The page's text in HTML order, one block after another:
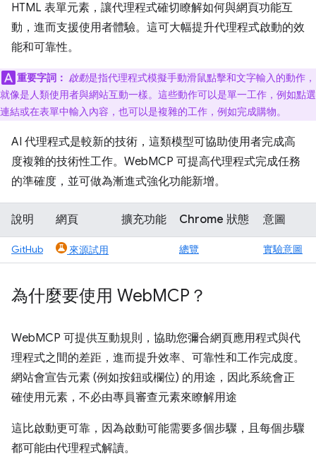
HTML 表單元素，讓代理程式確切瞭解如何與網頁功能互
動，進而支援使用者體驗。這可大幅提升代理程式啟動的效
能和可靠性。
重要字詞： 啟動是指代理程式模擬手動滑鼠點擊和文字輸入的動作，
就像是人類使用者與網站互動一樣。這些動作可以是單一工作，例如點選
連結或在表單中輸入內容，也可以是複雜的工作，例如完成購物。
AI 代理程式是較新的技術，這類模型可協助使用者完成高
度複雜的技術性工作。WebMCP 可提高代理程式完成任務
的準確度，並可做為漸進式強化功能新增。
說明 網頁 擴充功能 Chrome 狀態 意圖
GitHub 來源試用 總覽 實驗意圖
為什麼要使用 WebMCP？
WebMCP 可提供互動規則，協助您彌合網頁應用程式與代
理程式之間的差距，進而提升效率、可靠性和工作完成度。
網站會宣告元素 (例如按鈕或欄位) 的用途，因此系統會正
確使用元素，不必由專員審查元素來瞭解用途
這比啟動更可靠，因為啟動可能需要多個步驟，且每個步驟
都可能由代理程式解讀。